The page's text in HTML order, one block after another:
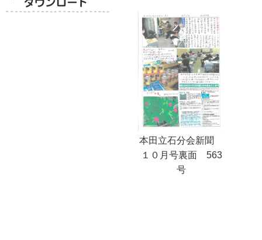
本田立石分会新聞
１０月号裏面 563
号